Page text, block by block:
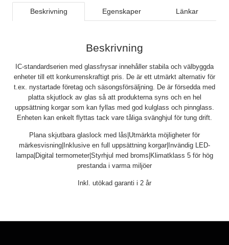
Beskrivning Egenskaper Länkar
Beskrivning
IC-standardserien med glassfrysar innehåller stabila och välbyggda
enheter till ett konkurrenskraftigt pris. De är ett utmärkt alternativ för
t.ex. nystartade företag och säsongsförsäljning. De är försedda med
platta skjutlock av glas så att produkterna syns och en hel
uppsättning korgar som kan fyllas med god kulglass och pinnglass.
Enheten kan enkelt flyttas tack vare tåliga svänghjul för tung drift.
Plana skjutbara glaslock med lås|Utmärkta möjligheter för
märkesvisning|Inklusive en full uppsättning korgar|Invändig LED-
lampa|Digital termometer|Styrhjul med broms|Klimatklass 5 för hög
prestanda i varma miljöer
Inkl. utökad garanti i 2 år